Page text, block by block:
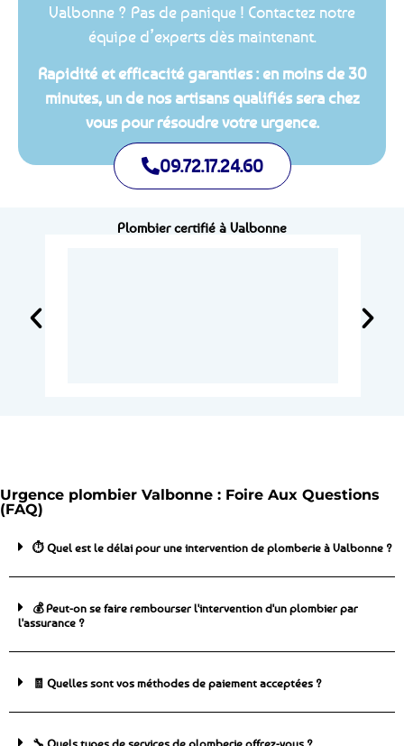
Valbonne ? Pas de panique ! Contactez notre
équipe d’experts dès maintenant.
Rapidité et efficacité garanties : en moins de 30
minutes, un de nos artisans qualifiés sera chez
vous pour résoudre votre urgence.
09.72.17.24.60
Plombier certifié à Valbonne
Urgence plombier Valbonne : Foire Aux Questions
(FAQ)
⏱️ Quel est le délai pour une intervention de plomberie à Valbonne ?
💰 Peut-on se faire rembourser l'intervention d'un plombier par
l'assurance ?
🧾 Quelles sont vos méthodes de paiement acceptées ?